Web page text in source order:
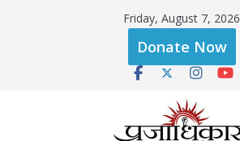
Friday, August 7, 2026
Donate Now